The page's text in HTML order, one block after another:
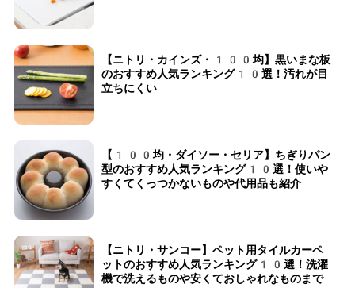
【ニトリ・カインズ・100均】黒いまな板
のおすすめ人気ランキング10選！汚れが目
立ちにくい
【100均・ダイソー・セリア】ちぎりパン
型のおすすめ人気ランキング10選！使いや
すくてくっつかないものや代用品も紹介
【ニトリ・サンコー】ペット用タイルカーペ
ットのおすすめ人気ランキング10選！洗濯
機で洗えるものや安くておしゃれなものまで